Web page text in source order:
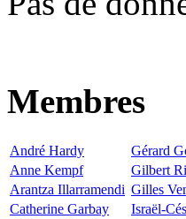
Membres
André Hardy Gérard
Anne Kempf
Gilbert
Arantza Illarramendi Gilles
Catherine Garbay
Israël-